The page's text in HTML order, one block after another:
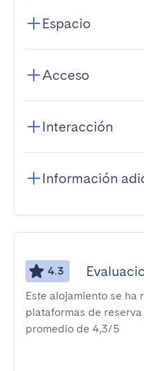
Espacio
Acceso
Interacción
Información
4.3
Este alojamiento se ha
plataformas de
promedio de 4,3/5